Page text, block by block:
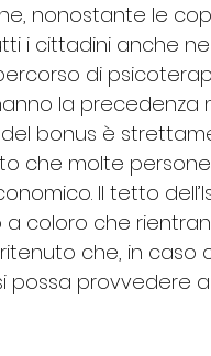
nonostante le
i cittadini anche
di
la precedenza
bonus è
che molte
Il tetto
coloro che
che, in caso
possa provvedere